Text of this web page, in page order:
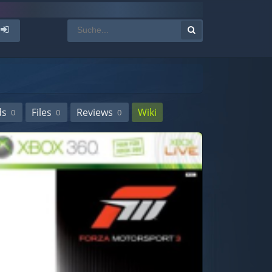
0 Files 0 Reviews 0 Wiki